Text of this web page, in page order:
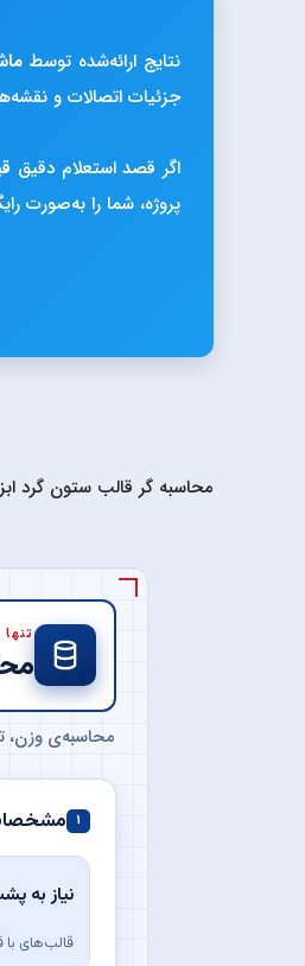
نتایج ارائه‌شده توسط
جزئیات اتصالات و
اگر قصد استعلام دقیق
پروژه، شما را به‌صورت
محاسبه گر قالب ستون گرد
محاسبه‌ی وزن،
۱
نیاز به
قالب‌های با قطر بالای ۱ متر معمولاً به پشت‌بند نیاز دارند؛ ولی در صورت تمایل می‌توان برای